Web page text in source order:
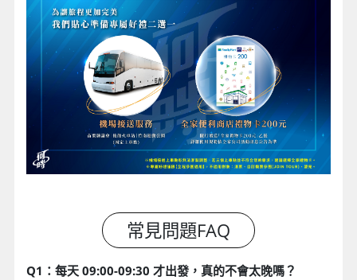
Q1：每天 09:00-09:30 才出發，真的不會太晚嗎？